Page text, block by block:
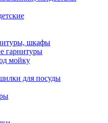
шкафы
гарнитуры
мойку
для посуды